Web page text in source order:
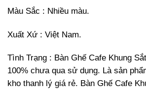
Màu Sắc : Nhiều màu.
Xuất Xứ : Việt Nam.
Tình Trạng : Bàn Ghế Cafe Khung
100% chưa qua sử dụng. Là sản
kho thanh lý giá rẻ. Bàn Ghế Cafe